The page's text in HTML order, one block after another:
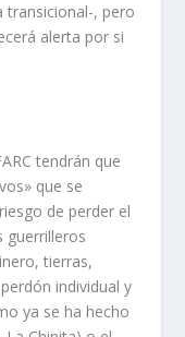
transicional-, pero
alerta por si
tendrán que
que se
de perder el
guerrilleros
tierras,
individual y
ya se ha hecho